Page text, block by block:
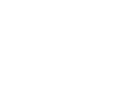
giao thông vì nằm tại
bay quốc tế Tân Sơn
Lâm và chùa Ngọc
lợi về vị trí địa lý nên
địa điểm lý tưởng giúp
vẹn hơn.